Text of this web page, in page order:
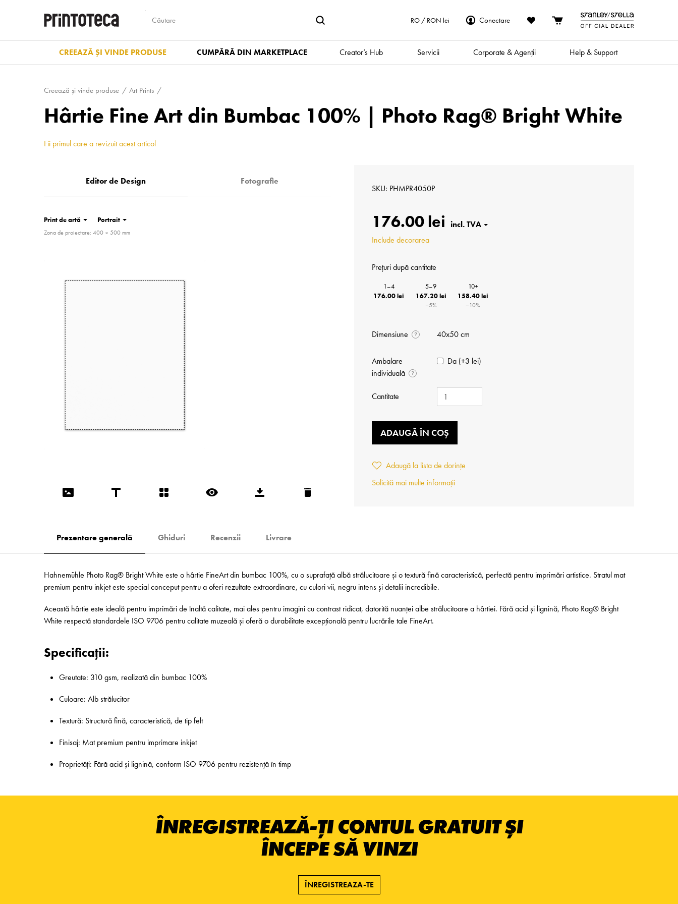
RO / RON lei Conectare
CREEAZĂ ȘI VINDE PRODUSE CUMPĂRĂ DIN MARKETPLACE Creator’s Hub Servicii Corporate & Agenții Help & Support
Creează și vinde produse Art Prints
Hârtie Fine Art din Bumbac 100% | Photo Rag® Bright White
Fii primul care a revizuit acest articol
Editor de Design Fotografie
Print de artă Portrait
Zona de proiectare: 400 × 500 mm
SKU PHMPR4050P
176.00 lei
Include decorarea
Prețuri după cantitate
1–4
176.00 lei
5–9
167.20 lei
−5%
10+
158.40 lei
−10%
Dimensiune ? 40x50 cm
Ambalare
individuală
?
Da (+⁠3 lei)
Cantitate
ADAUGĂ ÎN COȘ
Adaugă la lista de dorințe
Solicită mai multe informații
Prezentare generală Ghiduri Recenzii Livrare
Hahnemühle Photo Rag® Bright White este o hârtie FineArt din bumbac 100%, cu o suprafață albă strălucitoare și o textură fină caracteristică, perfectă pentru imprimări artistice. Stratul mat
premium pentru inkjet este special conceput pentru a oferi rezultate extraordinare, cu culori vii, negru intens și detalii incredibile.
Această hârtie este ideală pentru imprimări de înaltă calitate, mai ales pentru imagini cu contrast ridicat, datorită nuanței albe strălucitoare a hârtiei. Fără acid și lignină, Photo Rag® Bright
White respectă standardele ISO 9706 pentru calitate muzeală și oferă o durabilitate excepțională pentru lucrările tale FineArt.
Specificații:
Greutate: 310 gsm, realizată din bumbac 100%
Culoare: Alb strălucitor
Textură: Structură fină, caracteristică, de tip felt
Finisaj: Mat premium pentru imprimare inkjet
Proprietăți: Fără acid și lignină, conform ISO 9706 pentru rezistență în timp
ÎNREGISTREAZĂ-ȚI CONTUL GRATUIT ȘI
ÎNCEPE SĂ VINZI
ÎNREGISTREAZA-TE